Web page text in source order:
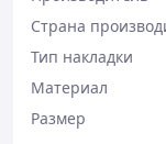
Страна
Тип накладки
Материал
Размер